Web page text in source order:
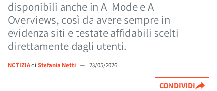
disponibili anche in AI Mode e AI
Overviews, così da avere sempre in
evidenza siti e testate affidabili scelti
direttamente dagli utenti.
NOTIZIAdi Stefania Netti — 28/05/2026
CONDIVIDI